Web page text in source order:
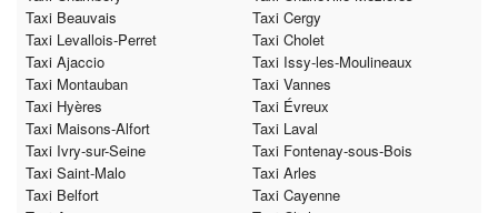
Taxi Beauvais
Taxi Cergy
Taxi Levallois-Perret
Taxi Cholet
Taxi Ajaccio
Taxi Issy-les-Moulineaux
Taxi Montauban
Taxi Vannes
Taxi Hyères
Taxi Évreux
Taxi Maisons-Alfort
Taxi Laval
Taxi Ivry-sur-Seine
Taxi Fontenay-sous-Bois
Taxi Saint-Malo
Taxi Arles
Taxi Belfort
Taxi Cayenne